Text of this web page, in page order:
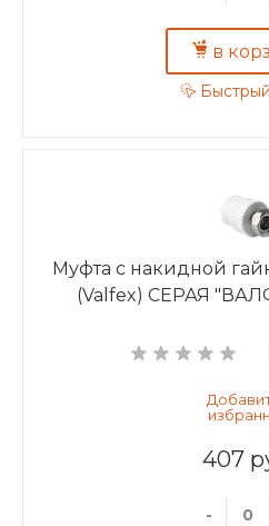
в
Муфта с накидной
(Valfex) СЕРАЯ
407
-